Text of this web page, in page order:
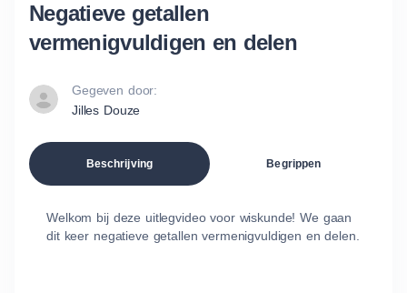
Negatieve getallen
vermenigvuldigen en delen
Gegeven door:
Jilles Douze
Beschrijving Begrippen
Welkom bij deze uitlegvideo voor wiskunde! We gaan
dit keer negatieve getallen vermenigvuldigen en delen.